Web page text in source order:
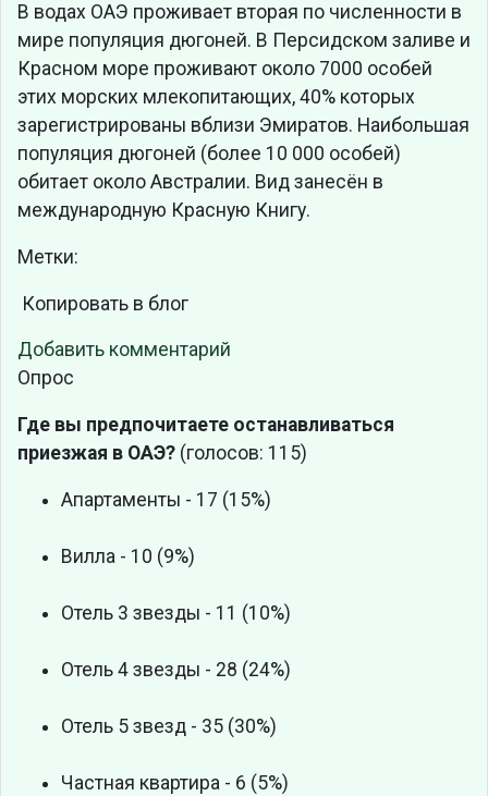
В водах ОАЭ проживает вторая по численности в
мире популяция дюгоней. В Персидском заливе и
Красном море проживают около 7000 особей
этих морских млекопитающих, 40% которых
зарегистрированы вблизи Эмиратов. Наибольшая
популяция дюгоней (более 10 000 особей)
обитает около Австралии. Вид занесён в
международную Красную Книгу.
Метки:
Копировать в блог
Добавить комментарий
Опрос
Где вы предпочитаете останавливаться
приезжая в ОАЭ? (голосов: 115)
Апартаменты - 17 (15%)
Вилла - 10 (9%)
Отель 3 звезды - 11 (10%)
Отель 4 звезды - 28 (24%)
Отель 5 звезд - 35 (30%)
Частная квартира - 6 (5%)